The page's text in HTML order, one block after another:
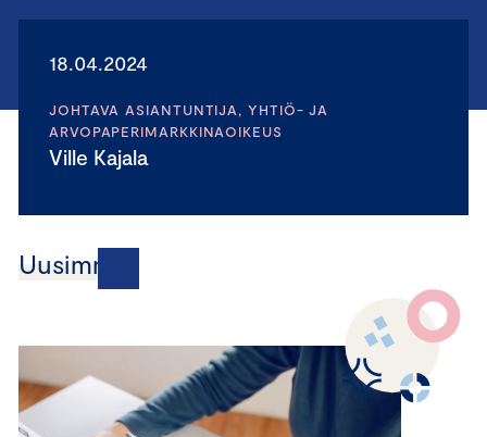
18.04.2024
JOHTAVA ASIANTUNTIJA, YHTIÖ- JA
ARVOPAPERIMARKKINAOIKEUS
Ville Kajala
Uusimmat